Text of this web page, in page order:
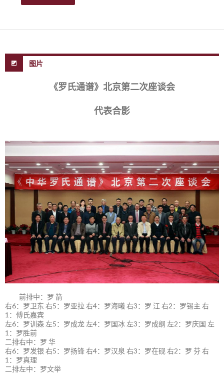
图片
《罗氏通谱》北京第二次座谈会
代表合影
前排中：罗 箭
右6：罗卫东 右5：罗亚拉 右4：罗海曦 右3：罗 江 右2：罗锡主 右
1：傅氏嘉宾
左6：罗训森 左5：罗成龙 左4：罗国冰 左3：罗成纲 左2：罗庆国 左
1：罗胜前
二排右中：罗 华
右6：罗发银 右5：罗扬锋 右4：罗汉泉 右3：罗在砚 右2：罗 芬 右
1：罗真理
二排左中：罗文举